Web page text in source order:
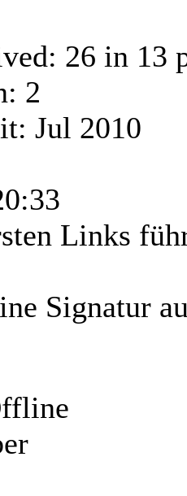
26 in 13
2
Jul 2010
Links
Signatur